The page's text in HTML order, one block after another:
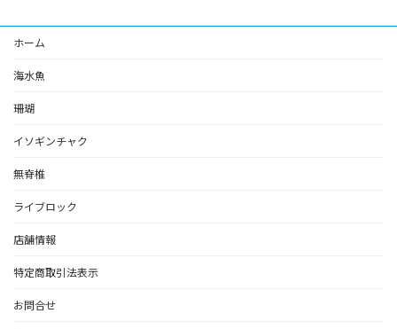
ホーム
海水魚
珊瑚
イソギンチャク
無脊椎
ライブロック
店舗情報
特定商取引法表示
お問合せ